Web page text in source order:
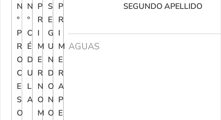
N
°
P
R
O
C
E
S
O
N
°
C
É
D
U
L
A
P
R
I
M
E
R
N
O
M
S
E
G
U
N
D
O
N
O
P
R
I
M
E
R
A
P
E
SEGUNDO APELLIDO
AGUAS